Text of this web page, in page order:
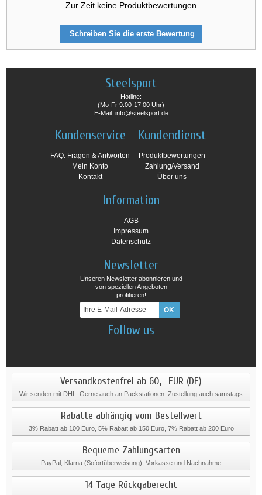
Zur Zeit keine Produktbewertungen
Schreiben Sie die erste Bewertung
Steelsport
Hotline:
(Mo-Fr 9:00-17:00 Uhr)
E-Mail: info@steelsport.de
Kundenservice
FAQ: Fragen & Antworten
Mein Konto
Kontakt
Kundendienst
Produktbewertungen
Zahlung/Versand
Über uns
Information
AGB
Impressum
Datenschutz
Newsletter
Unseren Newsletter abonnieren und
von speziellen Angeboten
profitieren!
Follow us
Versandkostenfrei ab 60,- EUR (DE)
Wir senden mit DHL. Gerne auch an Packstationen. Zustellung auch samstags
Rabatte abhängig vom Bestellwert
3% Rabatt ab 100 Euro, 5% Rabatt ab 150 Euro, 7% Rabatt ab 200 Euro
Bequeme Zahlungsarten
PayPal, Klarna (Sofortüberweisung), Vorkasse und Nachnahme
14 Tage Rückgaberecht